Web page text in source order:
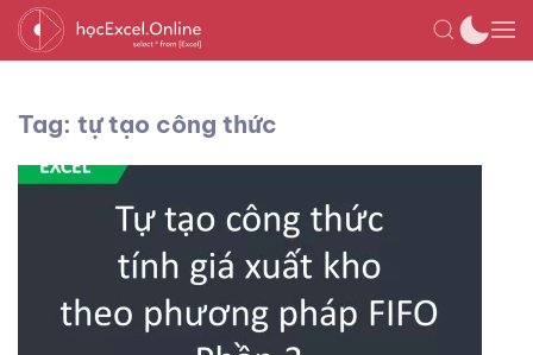
Tag: tự tạo công thức